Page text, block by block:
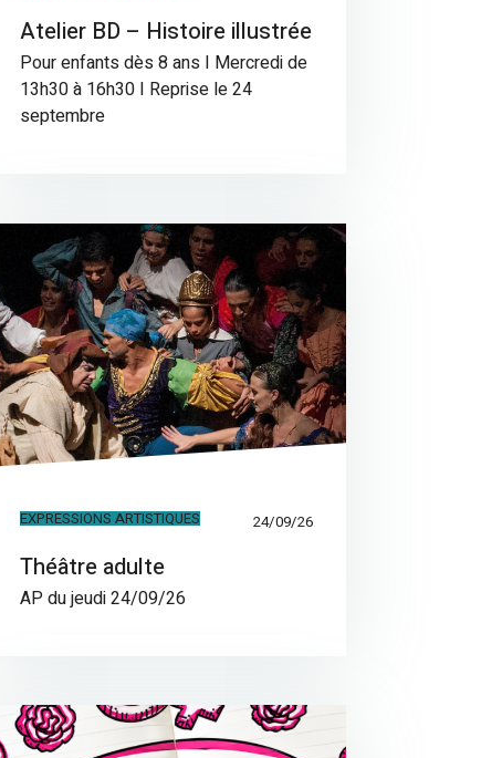
Atelier BD – Histoire illustrée
Pour enfants dès 8 ans I Mercredi de
13h30 à 16h30 I Reprise le 24
septembre
EXPRESSIONS ARTISTIQUES 24/09/26
Théâtre adulte
AP du jeudi 24/09/26